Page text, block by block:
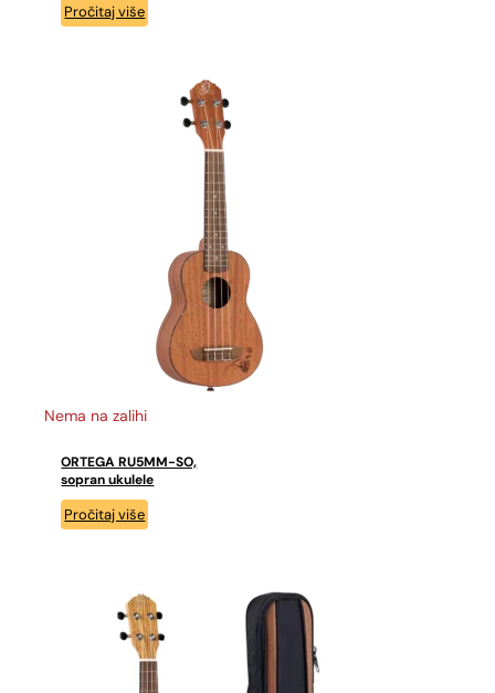
Pročitaj više
Nema na zalihi
ORTEGA RU5MM-SO,
sopran ukulele
Pročitaj više